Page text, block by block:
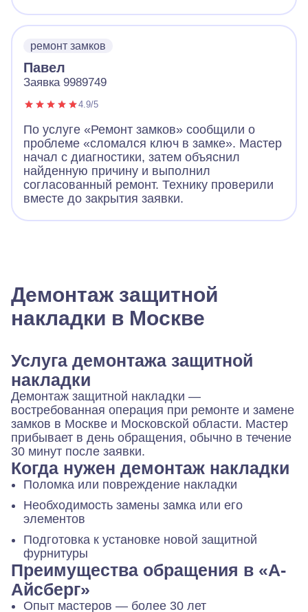
ремонт замков
Павел
Заявка 9989749
4.9/5
По услуге «Ремонт замков» сообщили о
проблеме «сломался ключ в замке». Мастер
начал с диагностики, затем объяснил
найденную причину и выполнил
согласованный ремонт. Технику проверили
вместе до закрытия заявки.
Демонтаж защитной
накладки в Москве
Услуга демонтажа защитной
накладки
Демонтаж защитной накладки —
востребованная операция при ремонте и замене
замков в Москве и Московской области. Мастер
прибывает в день обращения, обычно в течение
30 минут после заявки.
Когда нужен демонтаж накладки
Поломка или повреждение накладки
Необходимость замены замка или его
элементов
Подготовка к установке новой защитной
фурнитуры
Преимущества обращения в «А-
Айсберг»
Опыт мастеров — более 30 лет